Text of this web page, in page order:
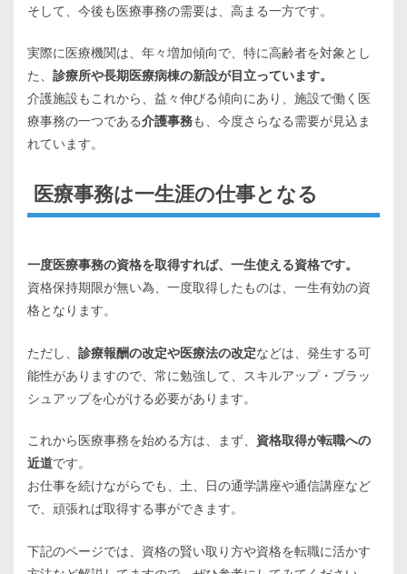
そして、今後も医療事務の需要は、高まる一方です。
実際に医療機関は、年々増加傾向で、特に高齢者を対象とし
た、 診療所や長期医療病棟の新設が目立っています。
介護施設もこれから、益々伸びる傾向にあり、施設で働く医
療事務の一つである介護事務も、今度さらなる需要が見込ま
れています。
医療事務は一生涯の仕事となる
一度医療事務の資格を取得すれば、一生使える資格です。
資格保持期限が無い為、一度取得したものは、一生有効の資
格となります。
ただし、 診療報酬の改定や医療法の改定などは、発生する可
能性がありますので、常に勉強して、スキルアップ・ブラッ
シュアップを心がける必要があります。
これから医療事務を始める方は、まず、 資格取得が転職への
近道です。
お仕事を続けながらでも、土、日の通学講座や通信講座など
で、頑張れば取得する事ができます。
下記のページでは、資格の賢い取り方や資格を転職に活かす